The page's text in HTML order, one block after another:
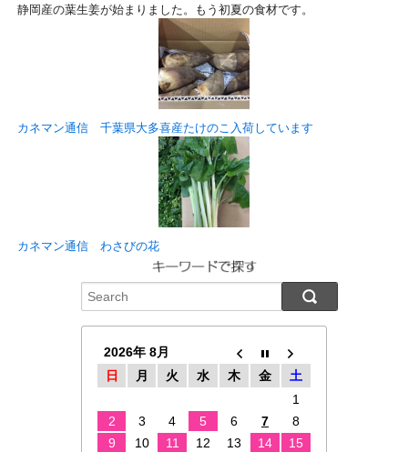
静岡産の葉生姜が始まりました。もう初夏の食材です。
カネマン通信 千葉県大多喜産たけのこ入荷しています
カネマン通信 わさびの花
2026年 8月
日
月 火 水 木 金
土
1
2
3 4 5 6 7
8
9
10 11 12 13 14
15